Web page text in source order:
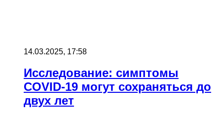
14.03.2025, 17:58
Исследование: симптомы
COVID-19 могут сохраняться до
двух лет